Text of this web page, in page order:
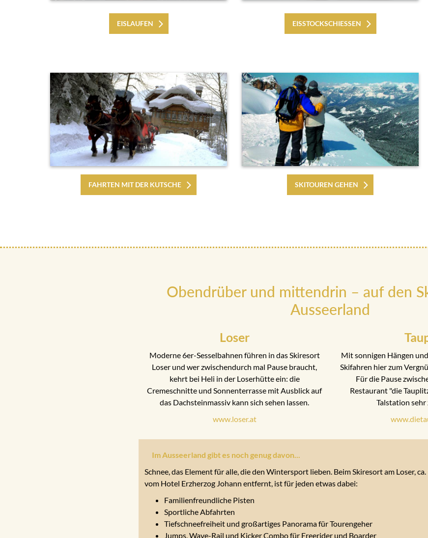
EISLAUFEN EISSTOCKSCHIESSEN
FAHRTEN MIT DER KUTSCHE SKITOUREN GEHEN
Obendrüber und mittendrin – auf den
Ausseerland
Loser
Moderne 6er-Sesselbahnen führen in das Skiresort
Loser und wer zwischendurch mal Pause braucht,
kehrt bei Heli in der Loserhütte ein: die
Cremeschnitte und Sonnenterrasse mit Ausblick auf
das Dachsteinmassiv kann sich sehen lassen.
www.loser.at
Mit sonnigen Hängen
Skifahren hier zum
Für die Pause
Restaurant "die
Talstation sehr
Im Ausseerland gibt es noch genug davon...
Schnee, das Element für alle, die den Wintersport lieben. Beim Skiresort am Loser,
vom Hotel Erzherzog Johann entfernt, ist für jeden etwas dabei:
Familienfreundliche Pisten
Sportliche Abfahrten
Tiefschneefreiheit und großartiges Panorama für Tourengeher
Jumps, Wave-Rail und Kicker Combo für Freerider und Boarder